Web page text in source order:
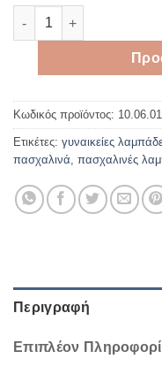
Πασχαλινή λαμπάδα με
Κωδικός προϊόντος:
Ετικέτες: γυναικείες
πασχαλινά, πασχαλινές
Περιγραφή
Επιπλέον